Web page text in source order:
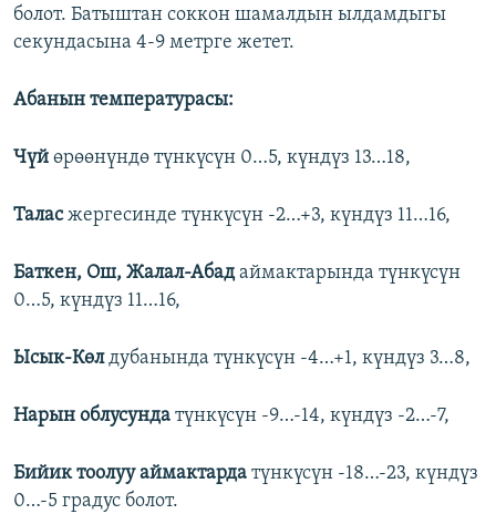
болот. Батыштан соккон шамалдын ылдамдыгы
секундасына 4-9 метрге жетет.
Абанын температурасы:
Чүй өрөөнүндө түнкүсүн 0…5, күндүз 13…18,
Таласжергесинде түнкүсүн -2…+3, күндүз 11…16,
Баткен, Ош, Жалал-Абадаймактарында түнкүсүн
0…5, күндүз 11…16,
Ысык-Көлдубанында түнкүсүн -4…+1, күндүз 3…8,
Нарын облусунда түнкүсүн -9…-14, күндүз -2…-7,
Бийик тоолуу аймактарда түнкүсүн -18…-23, күндүз
0…-5 градус болот.